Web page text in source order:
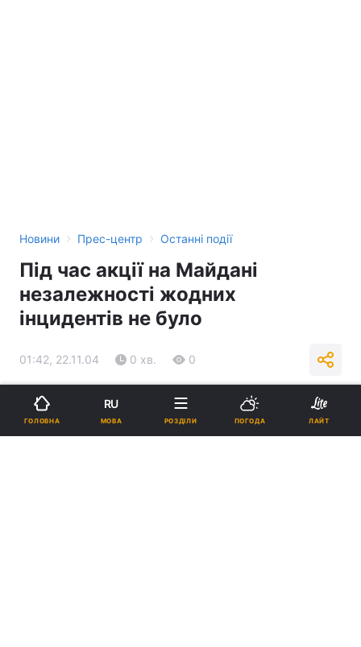
Новини › Прес-центр › Останні події
Під час акції на Майдані
незалежності жодних
інцидентів не було
01:42, 22.11.04 0 хв. 0
Підпишіться на нас в Google
Реклама
ГОЛОВНА
RU
МОВА РОЗДІЛИ ПОГОДА ЛАЙТ